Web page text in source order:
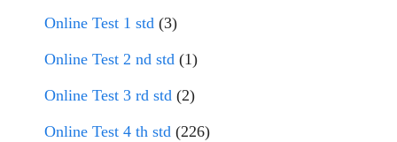
Online Test 1 std (3)
Online Test 2 nd std (1)
Online Test 3 rd std (2)
Online Test 4 th std (226)